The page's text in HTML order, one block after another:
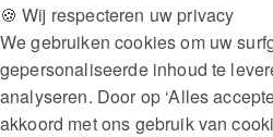
🍪 Wij respecteren uw privacy
We gebruiken cookies om uw
gepersonaliseerde inhoud te
analyseren. Door op ‘Alles
akkoord met ons gebruik van